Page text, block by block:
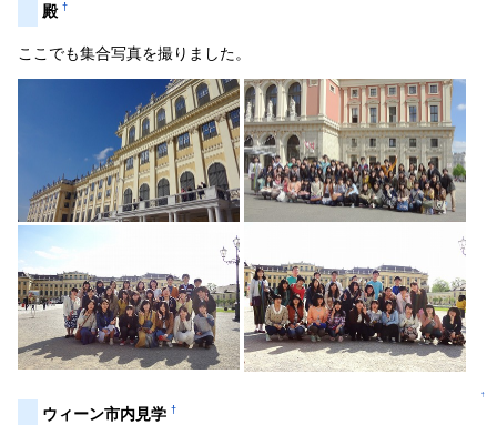
殿†
ここでも集合写真を撮りました。
↑
ウィーン市内見学†